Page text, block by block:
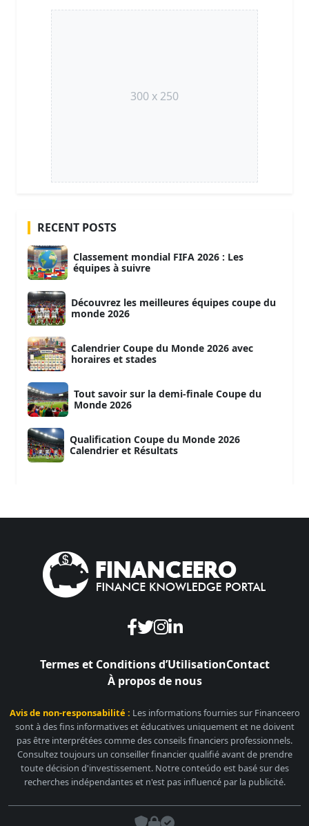
300 x 250
RECENT POSTS
Classement mondial FIFA 2026 : Les
équipes à suivre
Découvrez les meilleures équipes coupe du
monde 2026
Calendrier Coupe du Monde 2026 avec
horaires et stades
Tout savoir sur la demi-finale Coupe du
Monde 2026
Qualification Coupe du Monde 2026
Calendrier et Résultats
Termes et Conditions d’UtilisationContact
À propos de nous
Avis de non-responsabilité : Les informations fournies sur Financeero
sont à des fins informatives et éducatives uniquement et ne doivent
pas être interprétées comme des conseils financiers professionnels.
Consultez toujours un conseiller financier qualifié avant de prendre
toute décision d'investissement. Notre conteúdo est basé sur des
recherches indépendantes et n'est pas influencé par la publicité.